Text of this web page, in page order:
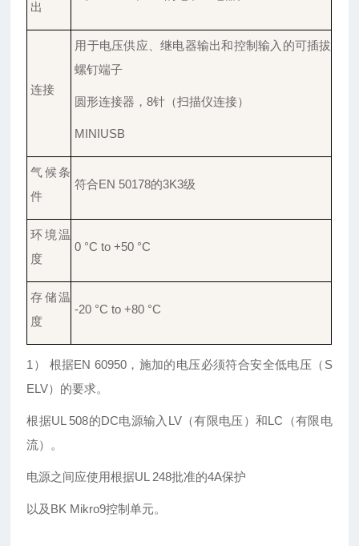
出
连接
用于电压供应、继电器输出和控制输入的可插拔
螺钉端子
圆形连接器，8针（扫描仪连接）
MINIUSB
气候条
件
符合EN 50178的3K3级
环境温
度
0 °C to +50 °C
存储温
度
-20 °C to +80 °C
1） 根据EN 60950，施加的电压必须符合安全低电压（S
ELV）的要求。
根据UL 508的DC电源输入LV（有限电压）和LC（有限电
流）。
电源之间应使用根据UL 248批准的4A保护
以及 BK Mikro9控制单元。